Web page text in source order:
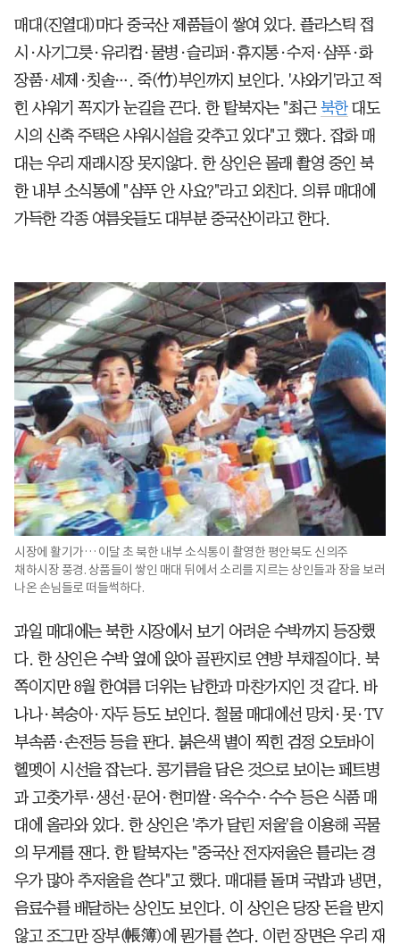
매대(진열대)마다 중국산 제품들이 쌓여 있다. 플라스틱 접
시·사기그릇·유리컵·물병·슬리퍼·휴지통·수저·샴푸·화
장품·세제·칫솔…. 죽(竹)부인까지 보인다. '샤와기'라고 적
힌 샤워기 꼭지가 눈길을 끈다. 한 탈북자는 "최근 북한대도
시의 신축 주택은 샤워시설을 갖추고 있다"고 했다. 잡화 매
대는 우리 재래시장 못지않다. 한 상인은 몰래 촬영 중인 북
한 내부 소식통에 "샴푸 안 사요?"라고 외친다. 의류 매대에
가득한 각종 여름옷들도 대부분 중국산이라고 한다.
시장에 활기가… 이달 초 북한 내부 소식통이 촬영한 평안북도 신의주
채하시장 풍경. 상품들이 쌓인 매대 뒤에서 소리를 지르는 상인들과 장을 보러
나온 손님들로 떠들썩하다.
과일 매대에는 북한 시장에서 보기 어려운 수박까지 등장했
다. 한 상인은 수박 옆에 앉아 골판지로 연방 부채질이다. 북
쪽이지만 8월 한여름 더위는 남한과 마찬가지인 것 같다. 바
나나·복숭아·자두 등도 보인다. 철물 매대에선 망치·못·TV
부속품·손전등 등을 판다. 붉은색 별이 찍힌 검정 오토바이
헬멧이 시선을 잡는다. 콩기름을 담은 것으로 보이는 페트병
과 고춧가루·생선·문어·현미쌀·옥수수·수수 등은 식품 매
대에 올라와 있다. 한 상인은 '추가 달린 저울'을 이용해 곡물
의 무게를 잰다. 한 탈북자는 "중국산 전자저울은 틀리는 경
우가 많아 추저울을 쓴다"고 했다. 매대를 돌며 국밥과 냉면,
음료수를 배달하는 상인도 보인다. 이 상인은 당장 돈을 받지
않고 조그만 장부(帳簿)에 뭔가를 쓴다. 이런 장면은 우리 재